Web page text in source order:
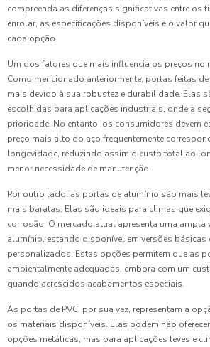
compreenda as diferenças significativas entre os
enrolar, as especificações disponíveis e o valor
cada opção.
Um dos fatores que mais influencia os preços no
Como mencionado anteriormente, portas feitas
mais devido à sua robustez e durabilidade. Elas
escolhidas para aplicações industriais, onde a
prioridade. No entanto, os consumidores devem
preço mais alto do aço frequentemente
longevidade, reduzindo assim o custo total ao
menor necessidade de manutenção.
Por outro lado, as portas de alumínio são mais
mais baratas. Elas são ideais para climas que
corrosão. O mercado atual apresenta uma ampla
alumínio, estando disponível em versões básicas
personalizados. Estas opções permitem que as
ambientalmente adequadas, embora com um
quando acrescidos acabamentos especiais.
As portas de PVC, por sua vez, representam a
os materiais disponíveis. Elas podem não
opções metálicas, mas para aplicações leves e